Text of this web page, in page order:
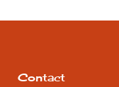
Contact